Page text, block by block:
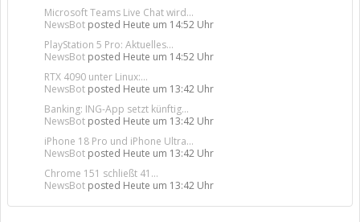
Microsoft Teams Live Chat wird...
NewsBot posted Heute um 14:52 Uhr
PlayStation 5 Pro: Aktuelles...
NewsBot posted Heute um 14:52 Uhr
RTX 4090 unter Linux:...
NewsBot posted Heute um 13:42 Uhr
Banking: ING-App setzt künftig...
NewsBot posted Heute um 13:42 Uhr
iPhone 18 Pro und iPhone Ultra...
NewsBot posted Heute um 13:42 Uhr
Chrome 151 schließt 41...
NewsBot posted Heute um 13:42 Uhr